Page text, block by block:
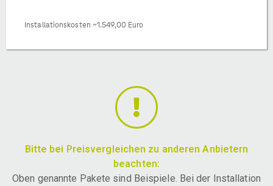
Installationskosten ~1.549,00 Euro
Bitte bei Preisvergleichen zu anderen Anbietern
beachten:
Oben genannte Pakete sind Beispiele. Bei der Installation